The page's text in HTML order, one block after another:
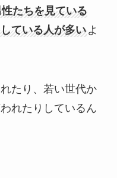
たちを見ている
ている人が多いよ
たり、若い世代か
れたりしているん